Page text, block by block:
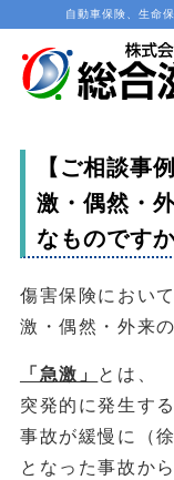
自動車保険、生命
【ご相談事
激・偶然・
なものです
傷害保険におい
激・偶然・外来
「急激」 とは、
突発的に発生す
事故が緩慢に（
となった事故か